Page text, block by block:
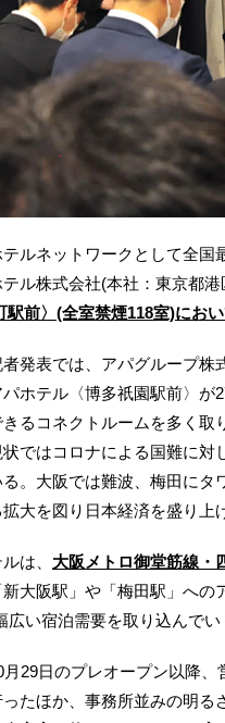
ルネットワークとして全国
テル株式会社(本社：東京都
駅前〉(全室禁煙118室)にお
発表では、アパグループ
ホテル〈博多祇園駅前〉が
きるコネクトルームを多く
状ではコロナによる国難に
る。大阪では難波、梅田にタ
大を図り日本経済を盛り上
は、 大阪メトロ御堂筋線・
大阪駅」や「梅田駅」への
広い宿泊需要を取り込んでい
29日のプレオープン以降、
たほか、事務所並みの明る